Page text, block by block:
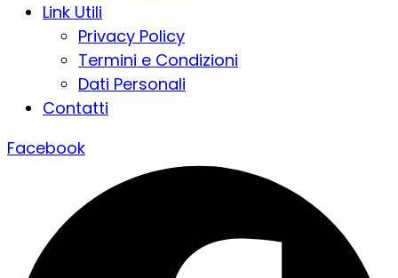
Link Utili
Privacy Policy
Termini e Condizioni
Dati Personali
Contatti
Facebook